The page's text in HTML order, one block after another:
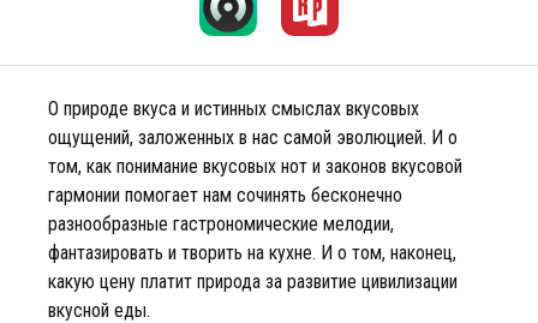
О природе вкуса и истинных смыслах вкусовых
ощущений, заложенных в нас самой эволюцией. И о
том, как понимание вкусовых нот и законов вкусовой
гармонии помогает нам сочинять бесконечно
разнообразные гастрономические мелодии,
фантазировать и творить на кухне. И о том, наконец,
какую цену платит природа за развитие цивилизации
вкусной еды.